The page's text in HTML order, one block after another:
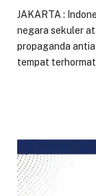
JAKARTA :
negara sekuler
propaganda
tempat